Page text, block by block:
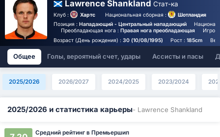
Lawrence Shankland Стат-ка
Клуб : Хартс Национальная сборная :
Шотландия
Позиция : Нападающий - Центральный нападающий
Преобладающая нога :Правая нога преобладающая
Возраст (День рождения) : 30 (10/08/1995) Рост :185cm
Общее Голы, вероятный счет, удары Ассисты и пасы
2025/2026 2026/2027 2024/2025 2023/2024
2025/2026 и статистика карьеры- Lawrence Shankland
Средний рейтинг в Премьершип